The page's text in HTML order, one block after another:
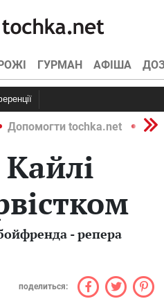
ГУРМАН АФІША
Допомогти tochka.net
- репера
поделиться: